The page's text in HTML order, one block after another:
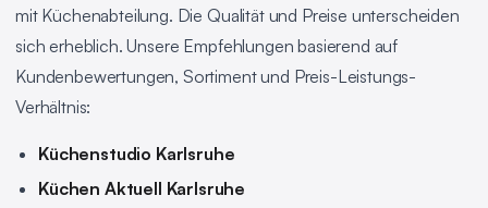
mit Küchenabteilung. Die Qualität und Preise unterscheiden
sich erheblich. Unsere Empfehlungen basierend auf
Kundenbewertungen, Sortiment und Preis-Leistungs-
Verhältnis:
Küchenstudio Karlsruhe
Küchen Aktuell Karlsruhe